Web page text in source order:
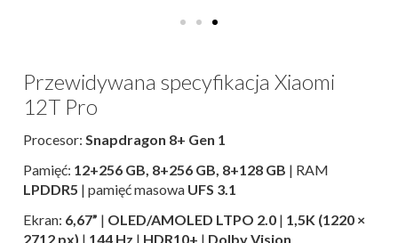
Przewidywana specyfikacja Xiaomi
12T Pro
Procesor: Snapdragon 8+ Gen 1
Pamięć: 12+256 GB, 8+256 GB, 8+128 GB | RAM
LPDDR5 | pamięć masowa UFS 3.1
Ekran: 6,67” | OLED/AMOLED LTPO 2.0 | 1,5K (1220 ×
2712 px) | 144 Hz | HDR10+ | Dolby Vision